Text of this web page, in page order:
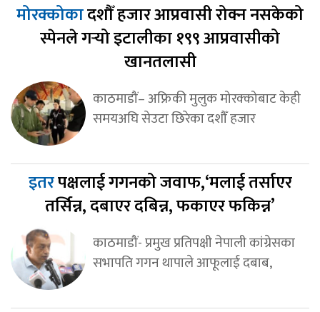
मोरक्कोकादशौँ हजार आप्रवासी रोक्न नसकेको
स्पेनले गर्‍यो इटालीका १९९ आप्रवासीको
खानतलासी
काठमाडौं– अफ्रिकी मुलुक मोरक्कोबाट केही
समयअघि सेउटा छिरेका दशौँ हजार
इतरपक्षलाई गगनको जवाफ,‘मलाई तर्साएर
तर्सिन्न, दबाएर दबिन्न, फकाएर फकिन्न’
काठमाडौं- प्रमुख प्रतिपक्षी नेपाली कांग्रेसका
सभापति गगन थापाले आफूलाई दबाब,